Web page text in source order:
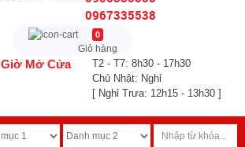
0967335538
0
Giỏ hàng
Giờ Mở Cửa
T2 - T7: 8h30 - 17h30
Chủ Nhật: Nghỉ
[ Nghỉ Trưa: 12h15 - 13h30 ]